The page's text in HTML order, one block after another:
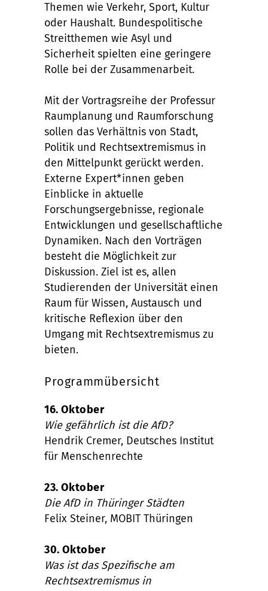
Themen wie Verkehr, Sport, Kultur
oder Haushalt. Bundespolitische
Streitthemen wie Asyl und
Sicherheit spielten eine geringere
Rolle bei der Zusammenarbeit.
Mit der Vortragsreihe der Professur
Raumplanung und Raumforschung
sollen das Verhältnis von Stadt,
Politik und Rechtsextremismus in
den Mittelpunkt gerückt werden.
Externe Expert*innen geben
Einblicke in aktuelle
Forschungsergebnisse, regionale
Entwicklungen und gesellschaftliche
Dynamiken. Nach den Vorträgen
besteht die Möglichkeit zur
Diskussion. Ziel ist es, allen
Studierenden der Universität einen
Raum für Wissen, Austausch und
kritische Reflexion über den
Umgang mit Rechtsextremismus zu
bieten.
Programmübersicht
16. Oktober
Wie gefährlich ist die AfD?
Hendrik Cremer, Deutsches Institut
für Menschenrechte
23. Oktober
Die AfD in Thüringer Städten
Felix Steiner, MOBIT Thüringen
30. Oktober
Was ist das Spezifische am
Rechtsextremismus in